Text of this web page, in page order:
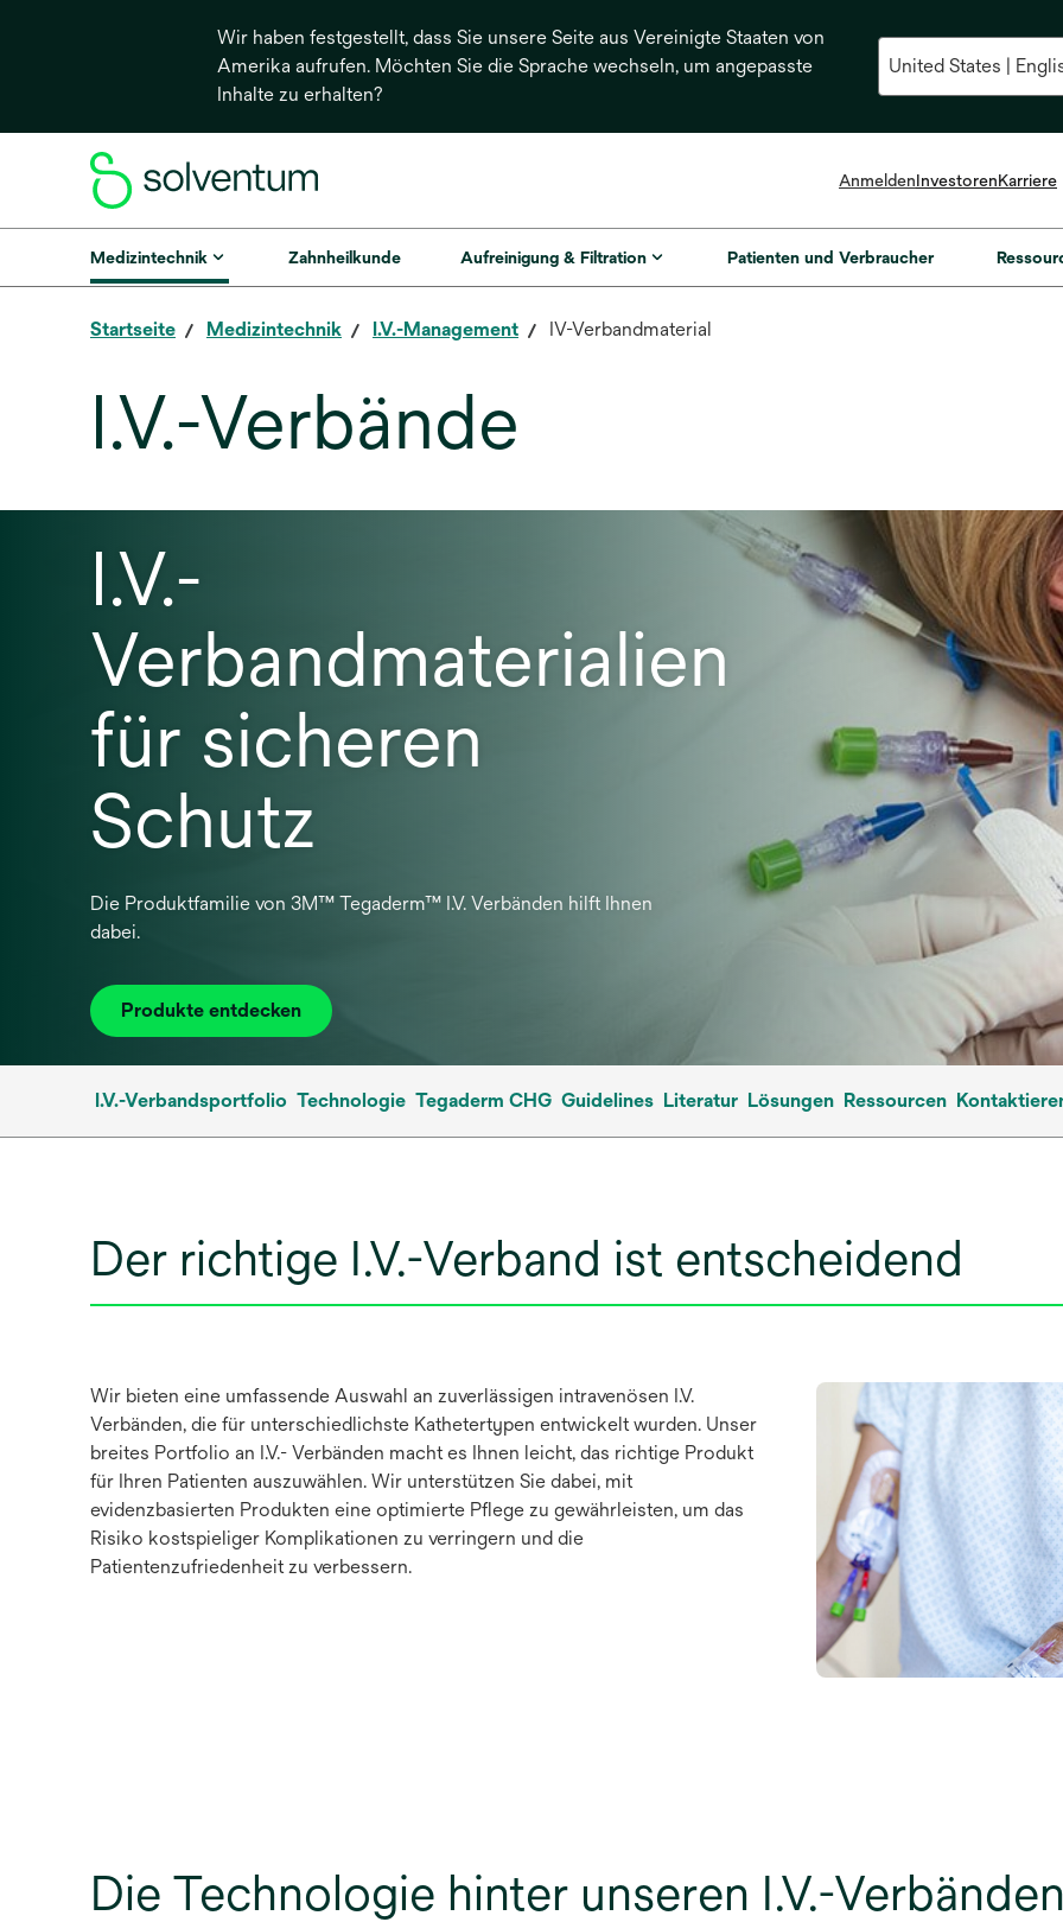
Wir haben festgestellt, dass Sie unsere Seite aus Vereinigte Staaten von
Amerika aufrufen. Möchten Sie die Sprache wechseln, um angepasste
Inhalte zu erhalten?
AnmeldenInvestorenKarriere
Medizintechnik Zahnheilkunde Aufreinigung & Filtration Patienten und Verbraucher
Startseite Medizintechnik I.V.-Management IV-Verbandmaterial
I.V.-Verbände
I.V.-
Verbandmaterialien
für sicheren
Schutz
Die Produktfamilie von 3M™ Tegaderm™ I.V. Verbänden hilft Ihnen
dabei.
Produkte entdecken
I.V.-Verbandsportfolio Technologie Tegaderm CHG Guidelines Literatur Lösungen Ressourcen
Der richtige I.V.-Verband ist entscheidend
Wir bieten eine umfassende Auswahl an zuverlässigen intravenösen I.V.
Verbänden, die für unterschiedlichste Kathetertypen entwickelt wurden. Unser
breites Portfolio an I.V.- Verbänden macht es Ihnen leicht, das richtige Produkt
für Ihren Patienten auszuwählen. Wir unterstützen Sie dabei, mit
evidenzbasierten Produkten eine optimierte Pflege zu gewährleisten, um das
Risiko kostspieliger Komplikationen zu verringern und die
Patientenzufriedenheit zu verbessern.
wird in einer neuen Registerkarte geöffnet
Die Technologie hinter unseren I.V.-